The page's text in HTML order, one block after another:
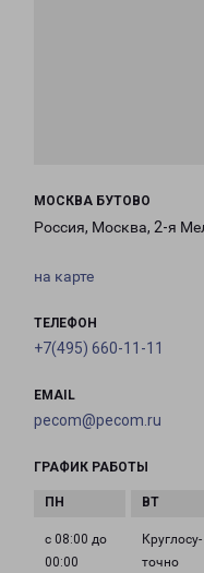
МОСКВА БУТОВО
Россия, Москва, 2-я
на карте
ТЕЛЕФОН
+7(495) 660-11-11
EMAIL
pecom@pecom.ru
ГРАФИК РАБОТЫ
с 08:00 до
00:00
Круглосу­
точно